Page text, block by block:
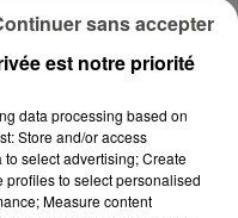
est notre priorité
data processing based on
Store and/or access
select advertising; Create
to select personalised
Measure content
sans accepter